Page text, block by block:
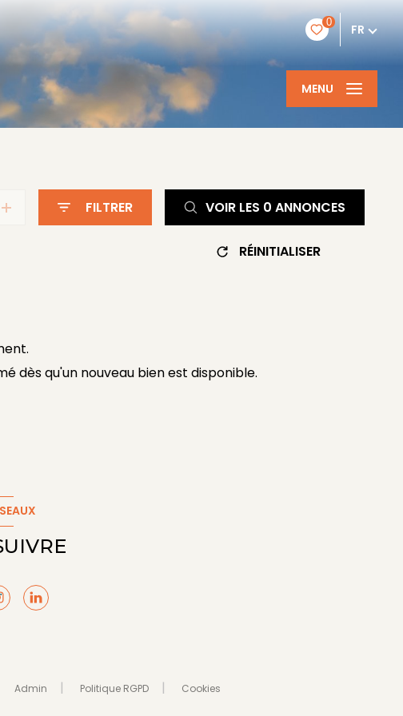
0 FR
MENU
FILTRER VOIR LES 0 ANNONCES
RÉINITIALISER
dès qu'un nouveau bien est disponible.
Admin Politique RGPD Cookies